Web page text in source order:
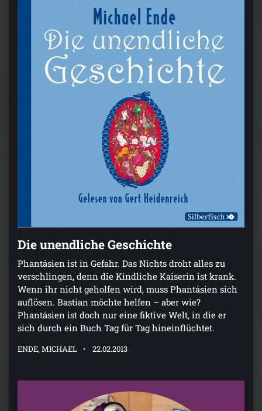
Die unendliche Geschichte
Phantásien ist in Gefahr. Das Nichts droht alles zu
verschlingen, denn die Kindliche Kaiserin ist krank.
Wenn ihr nicht geholfen wird, muss Phantásien sich
auflösen. Bastian möchte helfen – aber wie?
Phantásien ist doch nur eine fiktive Welt, in die er
sich durch ein Buch Tag für Tag hineinflüchtet.
ENDE, MICHAEL 22.02.2013